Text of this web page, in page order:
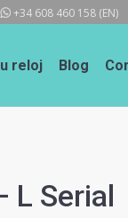
+34 608 460 158 (EN)
reloj Blog
L Serial